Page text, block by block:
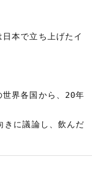
本で立ち上げたイ
界各国から、20年
きに議論し、飲んだ